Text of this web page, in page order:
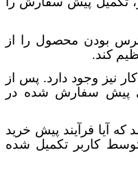
بودن محصول را از
کند.
نیز وجود دارد. پس از
پیش سفارش شده در
که آیا فرآیند پیش خرید
کاربر تکمیل شده